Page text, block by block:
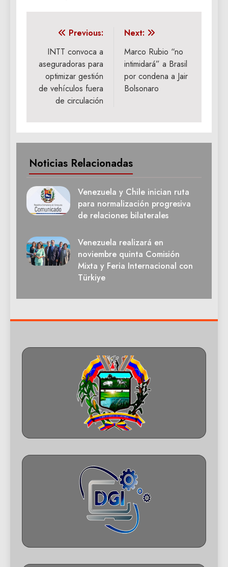
Navegación
de
entradas
Previous:
INTT convoca a
aseguradoras para
optimizar gestión
de vehículos fuera
de circulación
Next:
Marco Rubio “no
intimidará” a Brasil
por condena a Jair
Bolsonaro
Noticias Relacionadas
Venezuela y Chile inician ruta
para normalización progresiva
de relaciones bilaterales
Venezuela realizará en
noviembre quinta Comisión
Mixta y Feria Internacional con
Türkiye